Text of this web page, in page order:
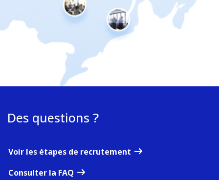
Des questions ?
Voir les étapes de recrutement
Consulter la FAQ